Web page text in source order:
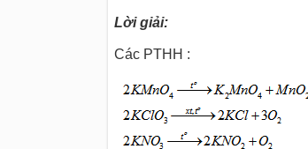
Lời giải:
Các PTHH :